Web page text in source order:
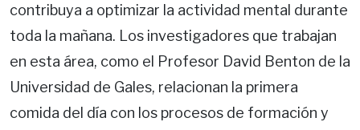
contribuya a optimizar la actividad mental durante
toda la mañana. Los investigadores que trabajan
en esta área, como el Profesor David Benton de la
Universidad de Gales, relacionan la primera
comida del día con los procesos de formación y